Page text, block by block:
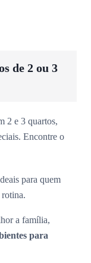
de 2 ou 3
2 e 3 quartos,
Encontre o
para quem
rotina.
a família,
para